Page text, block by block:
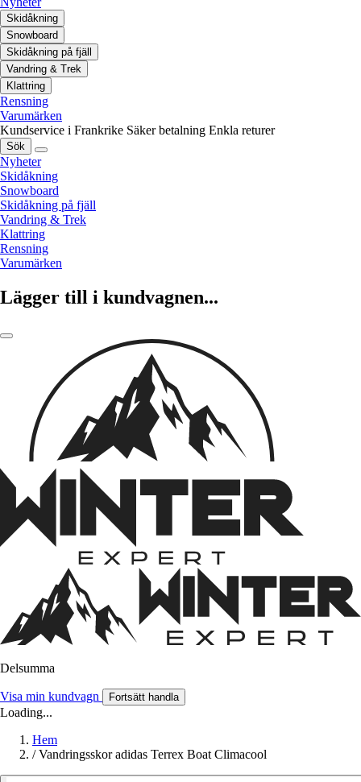
Skidåkning
Snowboard
Skidåkning på fjäll
Vandring & Trek
Klattring
Rensning
Varumärken
Kundservice i Frankrike Säker betalning Enkla returer
Sök
Nyheter
Skidåkning
Snowboard
Skidåkning på fjäll
Vandring & Trek
Klattring
Rensning
Varumärken
Lägger till i kundvagnen...
Delsumma
Visa min kundvagn Fortsätt handla
Loading...
Hem
/ Vandringsskor adidas Terrex Boat Climacool